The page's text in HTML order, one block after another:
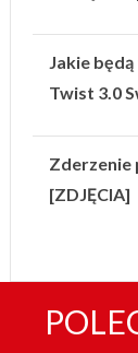
Jakie
Twist 3.0
Zderzenie
[ZDJĘCIA]